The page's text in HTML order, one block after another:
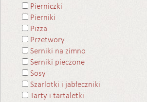
Pierniczki
Pierniki
Pizza
Przetwory
Serniki na zimno
Serniki pieczone
Sosy
Szarlotki i jabłeczniki
Tarty i tartaletki